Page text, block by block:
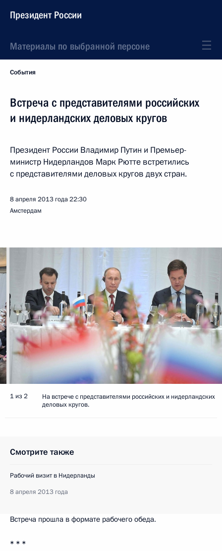
Президент России
Материалы по выбранной персоне
События
Встреча с представителями российских
и нидерландских деловых кругов
Президент России Владимир Путин и Премьер-
министр Нидерландов Марк Рютте встретились
с представителями деловых кругов двух стран.
8 апреля 2013 года22:30
Амстердам
1 из 2
На встрече с представителями российских и нидерландских
деловых кругов.
Смотрите также
Рабочий визит в Нидерланды
8 апреля 2013 года
Встреча прошла в формате рабочего обеда.
* * *